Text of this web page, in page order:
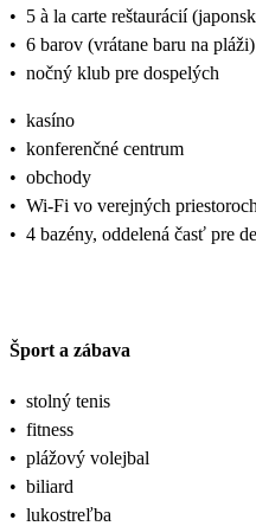
• 5 à la carte reštaurácií
• 6 barov (vrátane baru na pláži)
• nočný klub pre dospelých
• kasíno
• konferenčné centrum
• obchody
• Wi-Fi vo verejných
• 4 bazény, oddelená časť pre
Šport a zábava
• stolný tenis
• fitness
• plážový volejbal
• biliard
• lukostreľba